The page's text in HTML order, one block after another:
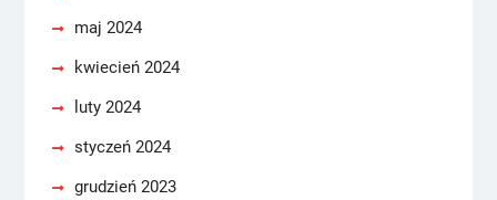
maj 2024
kwiecień 2024
luty 2024
styczeń 2024
grudzień 2023